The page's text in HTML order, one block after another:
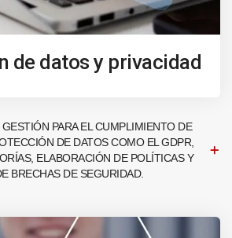
de datos y privacidad
PARA EL CUMPLIMIENTO DE
DE DATOS COMO EL GDPR,
ELABORACIÓN DE POLÍTICAS Y
BRECHAS DE SEGURIDAD.